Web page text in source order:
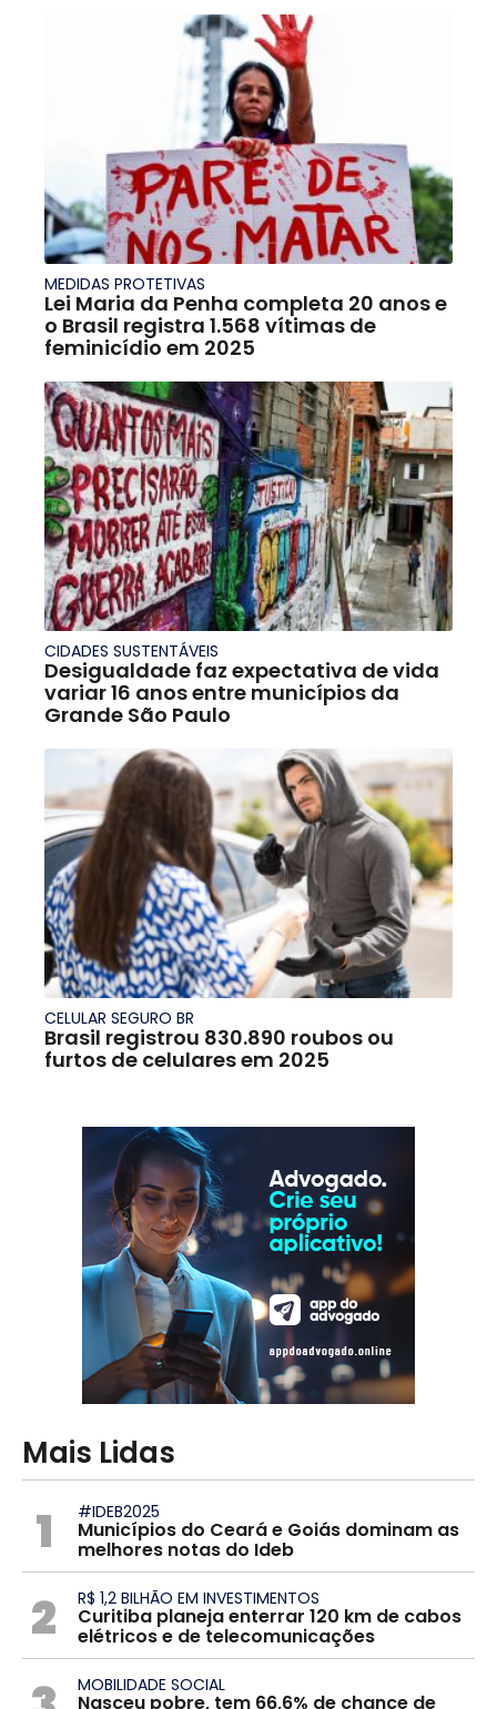
MEDIDAS PROTETIVAS
Lei Maria da Penha completa 20 anos e
o Brasil registra 1.568 vítimas de
feminicídio em 2025
CIDADES SUSTENTÁVEIS
Desigualdade faz expectativa de vida
variar 16 anos entre municípios da
Grande São Paulo
CELULAR SEGURO BR
Brasil registrou 830.890 roubos ou
furtos de celulares em 2025
Mais Lidas
1 #IDEB2025
Municípios do Ceará e Goiás dominam as
melhores notas do Ideb
2 R$ 1,2 BILHÃO EM INVESTIMENTOS
Curitiba planeja enterrar 120 km de cabos
elétricos e de telecomunicações
MOBILIDADE SOCIAL
Nasceu pobre, tem 66,6% de chance de